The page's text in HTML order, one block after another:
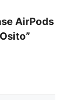
AirPods